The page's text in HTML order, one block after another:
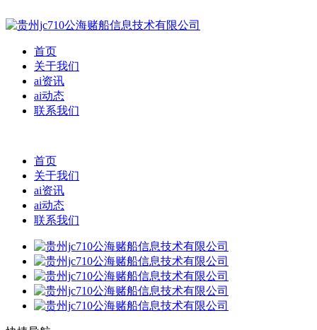
首页
关于我们
ai资讯
ai动态
联系我们
首页
关于我们
ai资讯
ai动态
联系我们